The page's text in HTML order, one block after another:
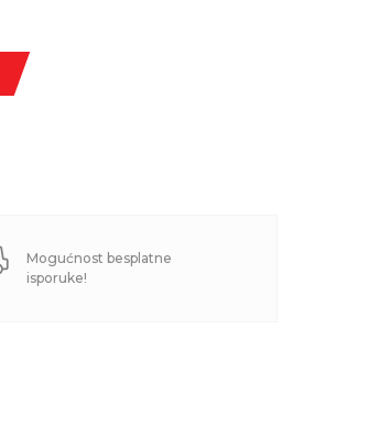
Mogućnost besplatne
isporuke!